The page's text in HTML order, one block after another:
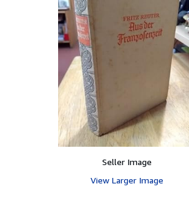
Seller Image
View Larger Image